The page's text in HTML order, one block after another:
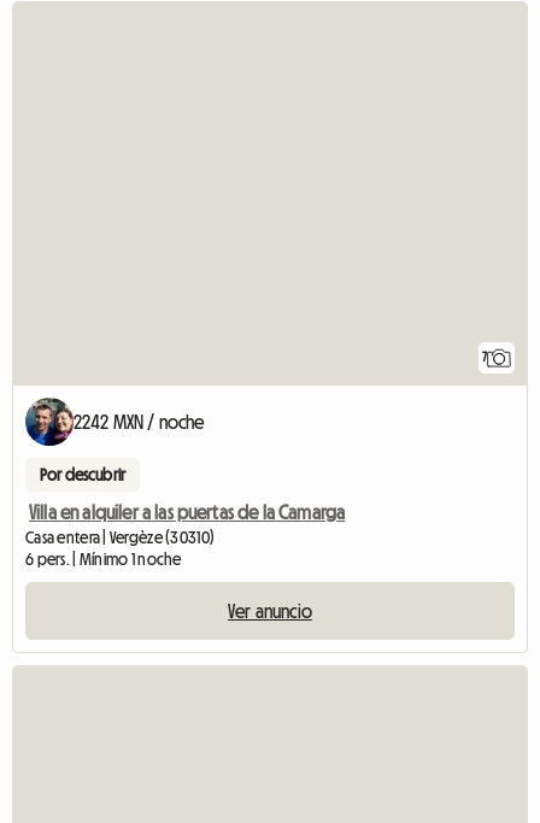
7
2242 MXN / noche
Por descubrir
Villa en alquiler a las puertas de la Camarga
Casa entera | Vergèze (30310)
6 pers. | Mínimo 1 noche
Ver anuncio